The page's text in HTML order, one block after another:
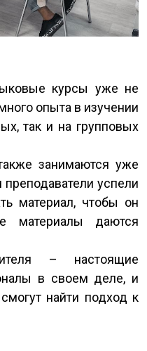
курсы уже не
опыта в изучении
так и на групповых
занимаются уже
успели
материал, чтобы он
материалы даются
– настоящие
в своем деле, и
найти подход к